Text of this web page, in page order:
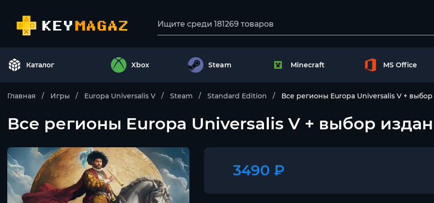
Каталог Xbox Steam Minecraft MS Office
Главная Игры Europa Universalis V Steam Standard Edition Все регионы Europa Universalis V +
Все регионы Europa Universalis V + выбор
3490 ₽